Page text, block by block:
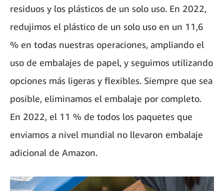
residuos y los plásticos de un solo uso. En 2022,
redujimos el plástico de un solo uso en un 11,6
% en todas nuestras operaciones, ampliando el
uso de embalajes de papel, y seguimos utilizando
opciones más ligeras y flexibles. Siempre que sea
posible, eliminamos el embalaje por completo.
En 2022, el 11 % de todos los paquetes que
enviamos a nivel mundial no llevaron embalaje
adicional de Amazon.